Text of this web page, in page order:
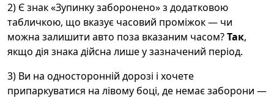
2) Є знак «Зупинку заборонено» з додатковою
табличкою, що вказує часовий проміжок — чи
можна залишити авто поза вказаним часом?Так,
якщо дія знака дійсна лише у зазначений період.
3) Ви на односторонній дорозі і хочете
припаркуватися на лівому боці, де немає заборони —